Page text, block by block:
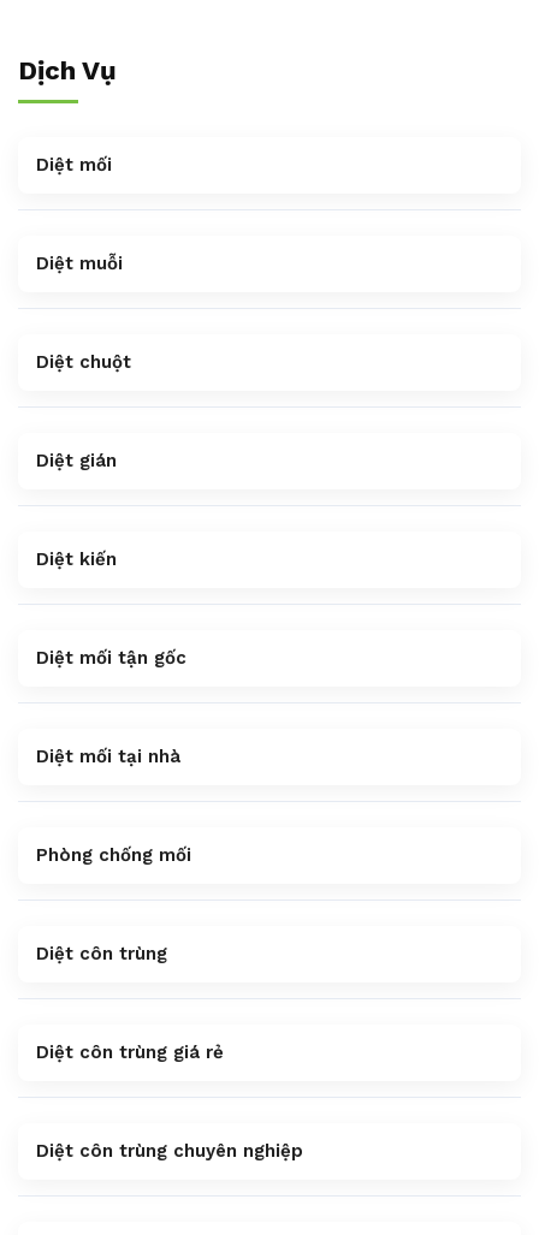
Dịch Vụ
Diệt mối
Diệt muỗi
Diệt chuột
Diệt gián
Diệt kiến
Diệt mối tận gốc
Diệt mối tại nhà
Phòng chống mối
Diệt côn trùng
Diệt côn trùng giá rẻ
Diệt côn trùng chuyên nghiệp